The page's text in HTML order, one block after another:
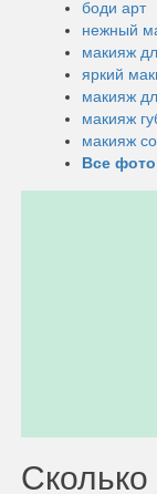
боди арт
нежный
макияж
яркий
макияж
макияж
макияж
Все фото